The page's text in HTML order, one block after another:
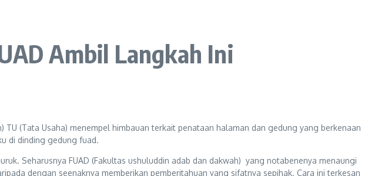
Ambil Langkah Ini
(Tata Usaha) menempel himbauan terkait penataan halaman dan gedung yang berkenaan
di dinding gedung fuad.
Seharusnya FUAD (Fakultas ushuluddin adab dan dakwah) yang notabenenya menaungi
dengan seenaknya memberikan pemberitahuan yang sifatnya sepihak. Cara ini terkesan